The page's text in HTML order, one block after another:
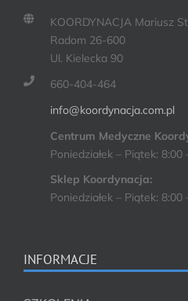
KOORDYNACJA Mariusz
Radom 26-600
Ul. Kielecka 90
660-404-464
info@koordynacja.com.pl
Centrum Medyczne
Poniedziałek – Piątek: 8:00
Sklep Koordynacja:
Poniedziałek – Piątek: 8:00
INFORMACJE